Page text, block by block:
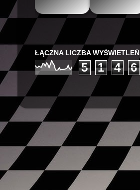
ŁĄCZNA LICZBA WYŚWIETLEŃ
5 1 4 6